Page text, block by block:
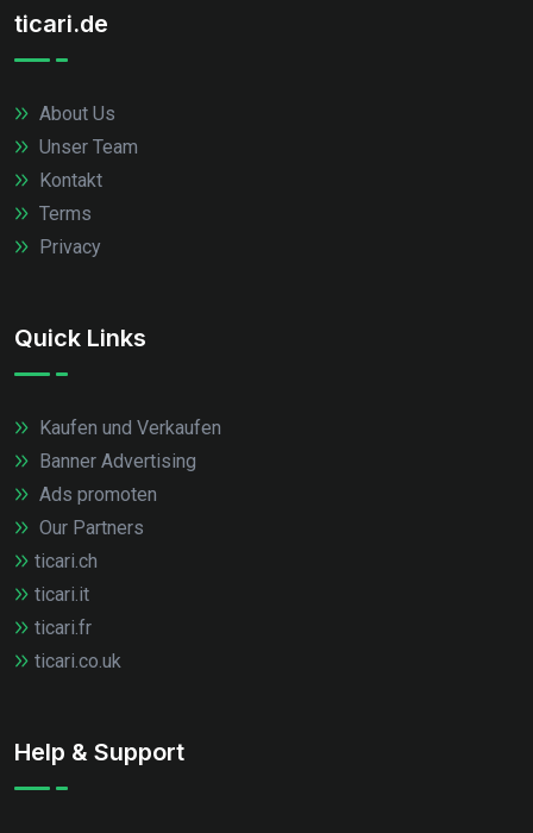
ticari.de
About Us
Unser Team
Kontakt
Terms
Privacy
Quick Links
Kaufen und Verkaufen
Banner Advertising
Ads promoten
Our Partners
ticari.ch
ticari.it
ticari.fr
ticari.co.uk
Help & Support